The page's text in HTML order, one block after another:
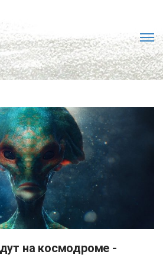
на космодроме -